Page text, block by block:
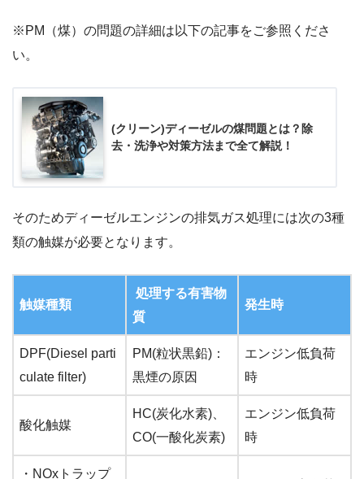
※PM（煤）の問題の詳細は以下の記事をご参照くださ
い。
(クリーン)ディーゼルの煤問題とは？除
去・洗浄や対策方法まで全て解説！
そのためディーゼルエンジンの排気ガス処理には次の3種
類の触媒が必要となります。
触媒種類
処理する有害物
質
発生時
DPF(Diesel parti
culate filter)
PM(粒状黒鉛)：
黒煙の原因
エンジン低負荷
時
酸化触媒
HC(炭化水素)、
CO(一酸化炭素)
エンジン低負荷
時
・NOxトラップ